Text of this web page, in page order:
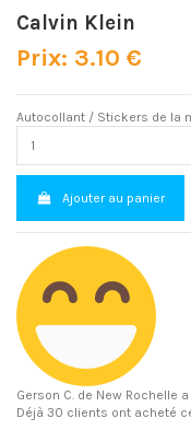
Calvin Klein
Prix: 3.10 €
Autocollant / Stickers de la
Ajouter au panier
Gerson C. de New Rochelle
Déjà 30 clients ont acheté